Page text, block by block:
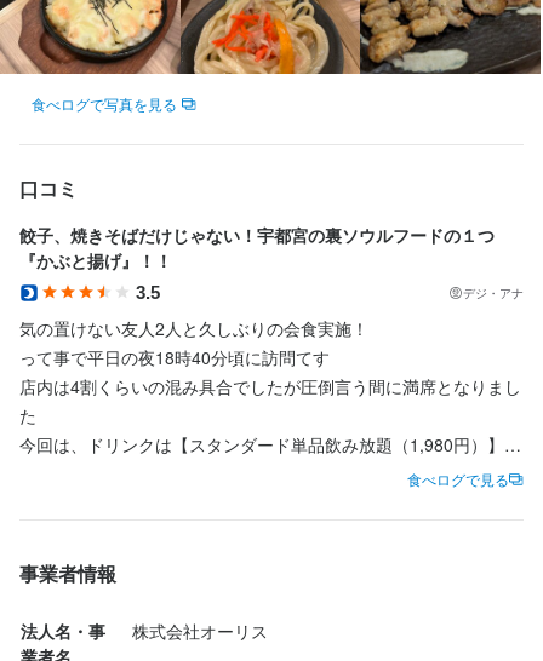
食べログで写真を見る
口コミ
餃子、焼きそばだけじゃない！宇都宮の裏ソウルフードの１つ
『かぶと揚げ』！！
3.5 デジ・アナ
気の置けない友人2人と久しぶりの会食実施！
って事で平日の夜18時40分頃に訪問てす
店内は4割くらいの混み具合でしたが圧倒言う間に満席となりまし
た
今回は、ドリンクは【スタンダード単品飲み放題（1,980円）】を
お通しは、ざく切りキャベツです
シャキシャキした食感で塩ダレも効いていました
【かぶと揚げ（760円×3個）】
こちらの名物の１つ！
食べログで見る
事業者情報
法人名・事
業者名
株式会社オーリス
などなど嬉しい口コミも多く、こんなお店なら、
きっとみなさんも自信を持ってバイトをして頂けるはず！
歓迎スキル・経験
＜飲食未経験者も歓迎＞
・扶養内・短時間希望の主婦(夫)もＯＫ
・フリーター→ガッツリ勤務可能!!
●ラストまで勤務できる方特に歓迎！
・ガッツリ派orWワーク派のフリーターさん
※みなさん大歓迎です！